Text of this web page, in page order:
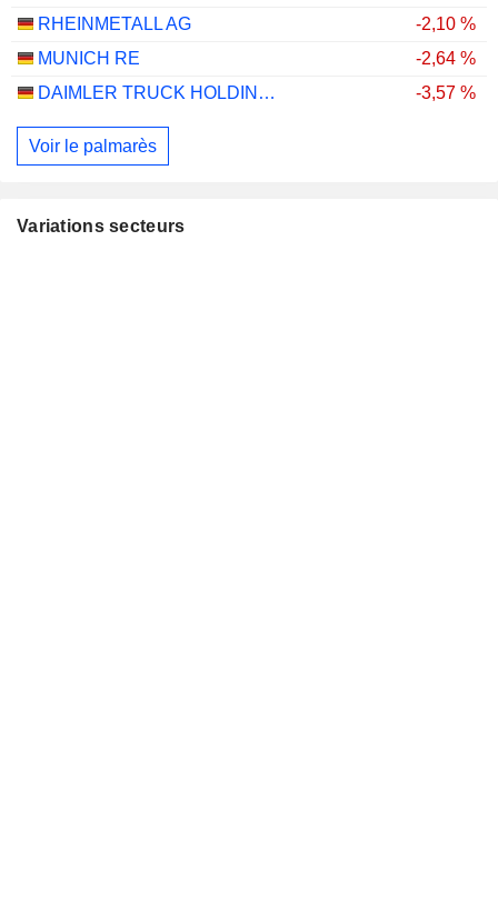
RHEINMETALL AG
-2,10 %
MUNICH RE
-2,64 %
DAIMLER TRUCK HOLDING AG
-3,57 %
Voir le palmarès
Variations secteurs